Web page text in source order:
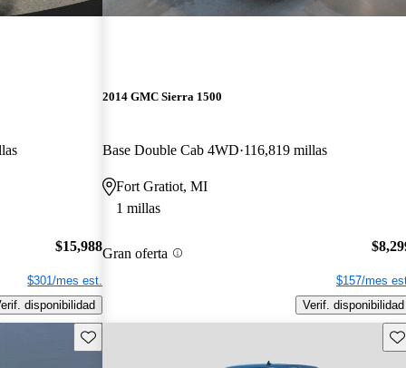
$15,988
$301/mes est.
disponibilidad
2014 GMC Sierra 1500
Base Double Cab 4WD 116,819 millas
Fort Gratiot, MI
1 millas
Gran oferta
$157/mes
Verif. disponibilidad
Guarda este Aviso